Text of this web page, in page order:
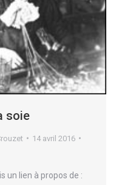
soie
14 avril 2016
un lien à propos de :